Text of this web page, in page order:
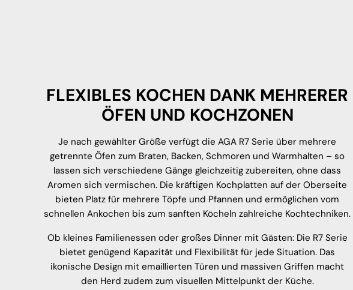
FLEXIBLES KOCHEN DANK MEHRERER
ÖFEN UND KOCHZONEN
Je nach gewählter Größe verfügt die AGA R7 Serie über mehrere
getrennte Öfen zum Braten, Backen, Schmoren und Warmhalten – so
lassen sich verschiedene Gänge gleichzeitig zubereiten, ohne dass
Aromen sich vermischen. Die kräftigen Kochplatten auf der Oberseite
bieten Platz für mehrere Töpfe und Pfannen und ermöglichen vom
schnellen Ankochen bis zum sanften Köcheln zahlreiche Kochtechniken.
Ob kleines Familienessen oder großes Dinner mit Gästen: Die R7 Serie
bietet genügend Kapazität und Flexibilität für jede Situation. Das
ikonische Design mit emaillierten Türen und massiven Griffen macht
den Herd zudem zum visuellen Mittelpunkt der Küche.